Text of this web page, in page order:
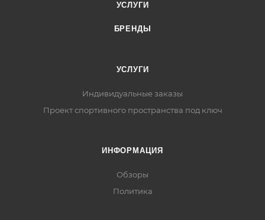
УСЛУГИ
БРЕНДЫ
УСЛУГИ
Индивидуальные заказы
Проект спортивного пространства под ключ
ИНФОРМАЦИЯ
Обзоры
Политика